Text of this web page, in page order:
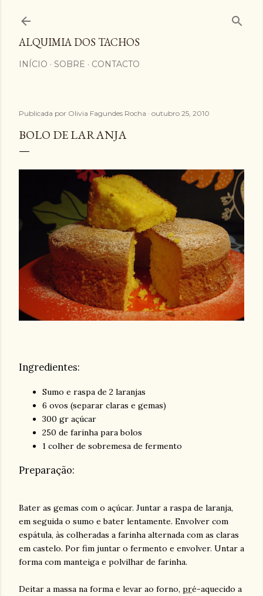
ALQUIMIA DOS TACHOS
INÍCIO SOBRE CONTACTO
Publicada por Olivia Fagundes Rocha outubro 25, 2010
BOLO DE LARANJA
Ingredientes:
Sumo e raspa de 2 laranjas
6 ovos (separar claras e gemas)
300 gr açúcar
250 de farinha para bolos
1 colher de sobremesa de fermento
Preparação:
Bater as gemas com o açúcar. Juntar a raspa de laranja,
em seguida o sumo e bater lentamente. Envolver com
espátula, às colheradas a farinha alternada com as claras
em castelo. Por fim juntar o fermento e envolver. Untar a
forma com manteiga e polvilhar de farinha.
Deitar a massa na forma e levar ao forno, pré-aquecido a